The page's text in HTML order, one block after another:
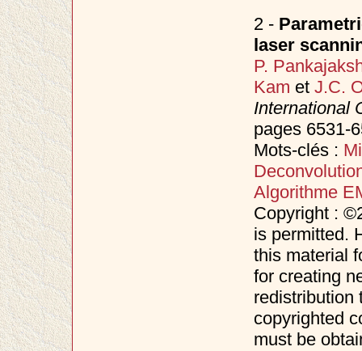
2 -
laser
P.
Kam et J.C.
International
pages 6531-
Mots-clés :
Algorithme
Copyright :
is permitted.
this material
for creating
redistribution
copyrighted
must be